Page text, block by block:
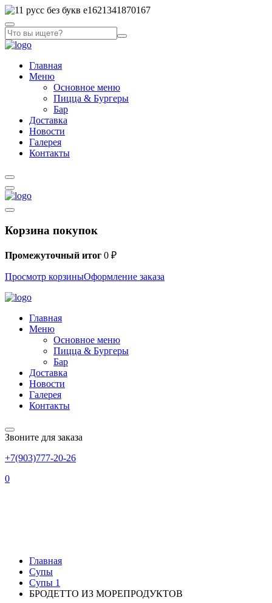
Главная
Меню
Основное меню
Пицца & Бургеры
Бар
Доставка
Новости
Галерея
Контакты
Корзина покупок
Промежуточный итог 0 ₽
Просмотр корзиныОформление заказа
Главная
Меню
Основное меню
Пицца & Бургеры
Бар
Доставка
Новости
Галерея
Контакты
Звоните для заказа
+7(903)777-20-26
0
Главная
Супы
Супы 1
БРОДЕТТО ИЗ МОРЕПРОДУКТОВ